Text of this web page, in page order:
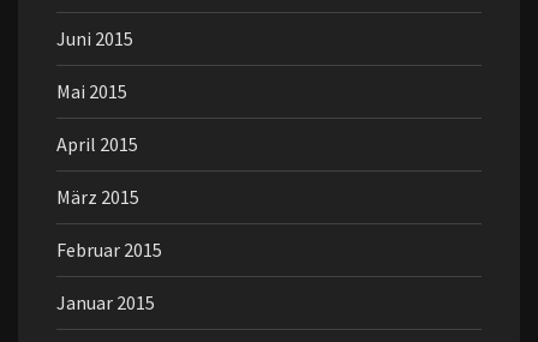
Juni 2015
Mai 2015
April 2015
März 2015
Februar 2015
Januar 2015